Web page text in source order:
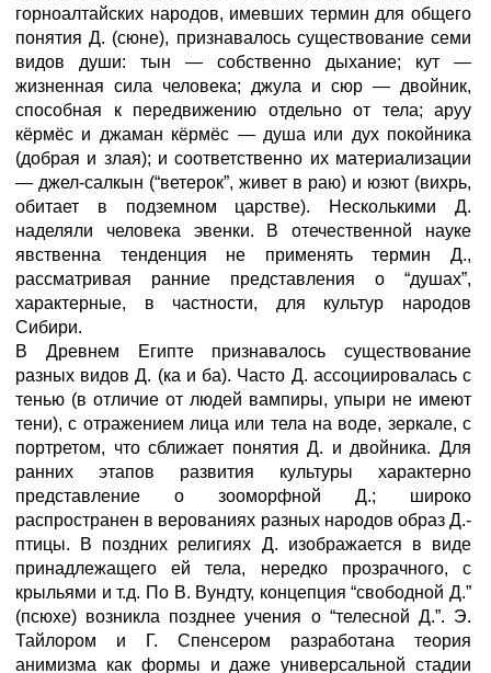
горноалтайских народов, имевших термин для общего
понятия Д. (сюне), признавалось существование семи
видов души: тын — собственно дыхание; кут —
жизненная сила человека; джула и сюр — двойник,
способная к передвижению отдельно от тела; аруу
кёрмёс и джаман кёрмёс — душа или дух покойника
(добрая и злая); и соответственно их материализации
— джел-салкын (“ветерок”, живет в раю) и юзют (вихрь,
обитает в подземном царстве). Несколькими Д.
наделяли человека эвенки. В отечественной науке
явственна тенденция не применять термин Д.,
рассматривая ранние представления о “душах”,
характерные, в частности, для культур народов
Сибири.
В Древнем Египте признавалось существование
разных видов Д. (ка и ба). Часто Д. ассоциировалась с
тенью (в отличие от людей вампиры, упыри не имеют
тени), с отражением лица или тела на воде, зеркале, с
портретом, что сближает понятия Д. и двойника. Для
ранних этапов развития культуры характерно
представление о зооморфной Д.; широко
распространен в верованиях разных народов образ Д.-
птицы. В поздних религиях Д. изображается в виде
принадлежащего ей тела, нередко прозрачного, с
крыльями и т.д. По В. Вундту, концепция “свободной Д.”
(псюхе) возникла позднее учения о “телесной Д.”. Э.
Тайлором и Г. Спенсером разработана теория
анимизма как формы и даже универсальной стадии